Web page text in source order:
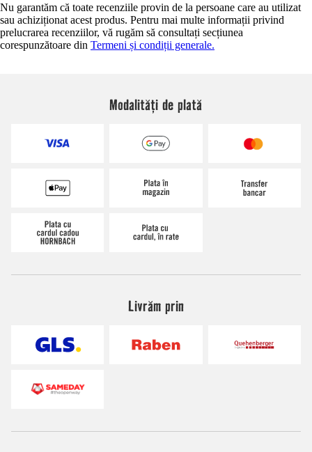
Nu garantăm că toate recenziile provin de la persoane care au utilizat
sau achiziționat acest produs. Pentru mai multe informații privind
prelucrarea recenziilor, vă rugăm să consultați secțiunea
corespunzătoare din Termeni și condiții generale.
Modalități de plată
Livrăm prin